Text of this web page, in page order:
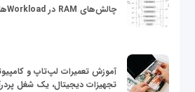
چالش‌های RAM در Workloadهای محاسباتی HPC
آموزش تعمیرات لپ‌تاپ و
تجهیزات دیجیتال، یک شغل